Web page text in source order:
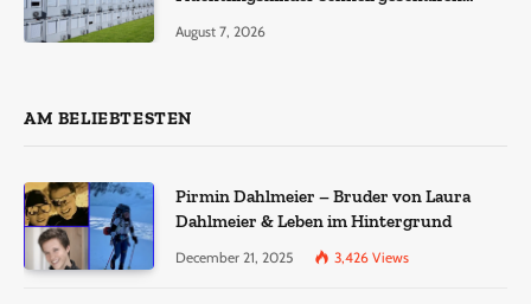
August 7, 2026
AM BELIEBTESTEN
Pirmin Dahlmeier – Bruder von Laura
Dahlmeier & Leben im Hintergrund
December 21, 2025 3,426 Views